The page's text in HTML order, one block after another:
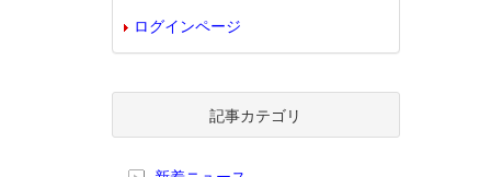
ログインページ
記事カテゴリ